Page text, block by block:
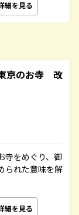
細を見る
京のお寺 改
寺をめぐり、御
られた意味を解
細を見る